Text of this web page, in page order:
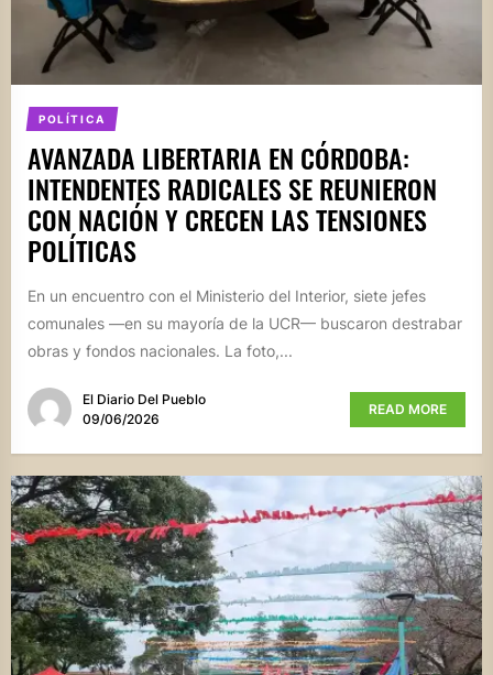
POLÍTICA
AVANZADA LIBERTARIA EN CÓRDOBA:
INTENDENTES RADICALES SE REUNIERON
CON NACIÓN Y CRECEN LAS TENSIONES
POLÍTICAS
En un encuentro con el Ministerio del Interior, siete jefes
comunales —en su mayoría de la UCR— buscaron destrabar
obras y fondos nacionales. La foto,...
El Diario Del Pueblo
09/06/2026
READ MORE